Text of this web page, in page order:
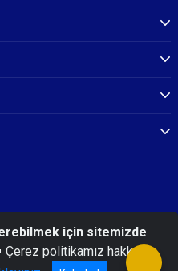
Komutanlığı
için sitemizde
Çerez politikamız hakkında